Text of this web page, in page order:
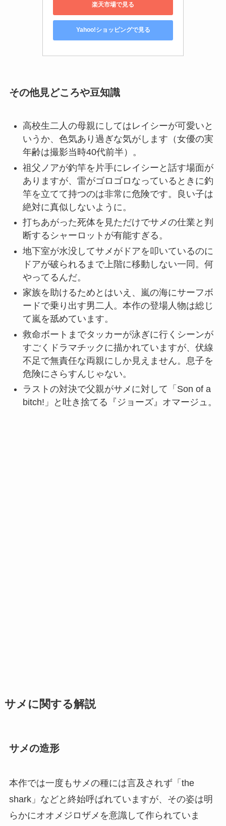
楽天市場で見る
Yahoo!ショッピングで見る
その他見どころや豆知識
高校生二人の母親にしてはレイシーが可愛いと
いうか、色気あり過ぎな気がします（女優の実
年齢は撮影当時40代前半）。
祖父ノアが釣竿を片手にレイシーと話す場面が
ありますが、雷がゴロゴロなっているときに釣
竿を立てて持つのは非常に危険です。良い子は
絶対に真似しないように。
打ちあがった死体を見ただけでサメの仕業と判
断するシャーロットが有能すぎる。
地下室が水没してサメがドアを叩いているのに
ドアが破られるまで上階に移動しない一同。何
やってるんだ。
家族を助けるためとはいえ、嵐の海にサーフボ
ードで乗り出す男二人。本作の登場人物は総じ
て嵐を舐めています。
救命ボートまでタッカーが泳ぎに行くシーンが
すごくドラマチックに描かれていますが、伏線
不足で無責任な両親にしか見えません。息子を
危険にさらすんじゃない。
ラストの対決で父親がサメに対して「Son of a
bitch!」と吐き捨てる『ジョーズ』オマージュ。
サメに関する解説
サメの造形
本作では一度もサメの種には言及されず「the
shark」などと終始呼ばれていますが、その姿は明
らかにオオメジロザメを意識して作られていま